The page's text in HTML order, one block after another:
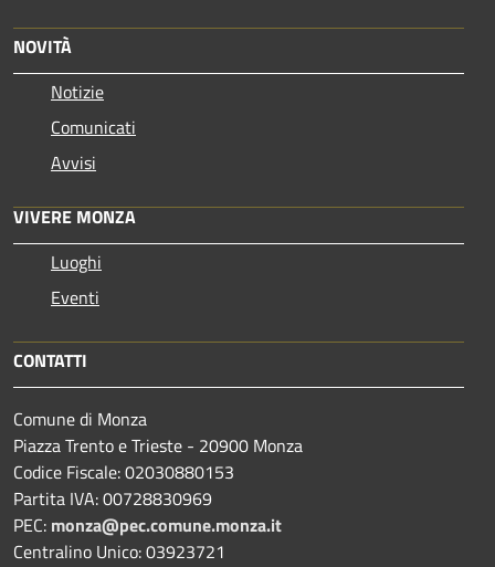
NOVITÀ
Notizie
Comunicati
Avvisi
VIVERE MONZA
Luoghi
Eventi
CONTATTI
Comune di Monza
Piazza Trento e Trieste - 20900 Monza
Codice Fiscale: 02030880153
Partita IVA: 00728830969
PEC: monza@pec.comune.monza.it
Centralino Unico: 03923721